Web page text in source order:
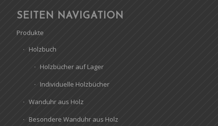
SEITEN NAVIGATION
Produkte
Holzbuch
Holzbücher auf Lager
Individuelle Holzbücher
Wanduhr aus Holz
Besondere Wanduhr aus Holz